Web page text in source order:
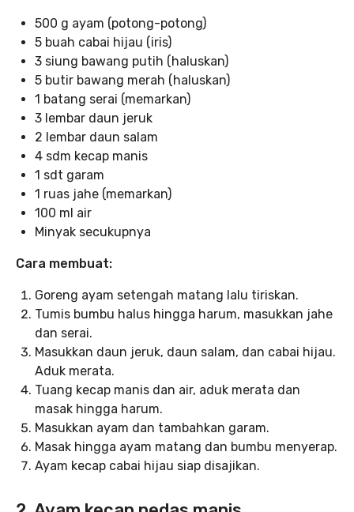
500 g ayam (potong-potong)
5 buah cabai hijau (iris)
3 siung bawang putih (haluskan)
5 butir bawang merah (haluskan)
1 batang serai (memarkan)
3 lembar daun jeruk
2 lembar daun salam
4 sdm kecap manis
1 sdt garam
1 ruas jahe (memarkan)
100 ml air
Minyak secukupnya
Cara membuat:
Goreng ayam setengah matang lalu tiriskan.
Tumis bumbu halus hingga harum, masukkan jahe
dan serai.
Masukkan daun jeruk, daun salam, dan cabai hijau.
Aduk merata.
Tuang kecap manis dan air, aduk merata dan
masak hingga harum.
Masukkan ayam dan tambahkan garam.
Masak hingga ayam matang dan bumbu menyerap.
Ayam kecap cabai hijau siap disajikan.